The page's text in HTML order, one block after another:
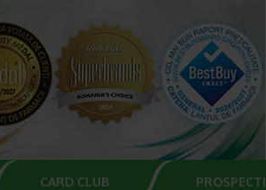
CARD CLUB PROSPECTE